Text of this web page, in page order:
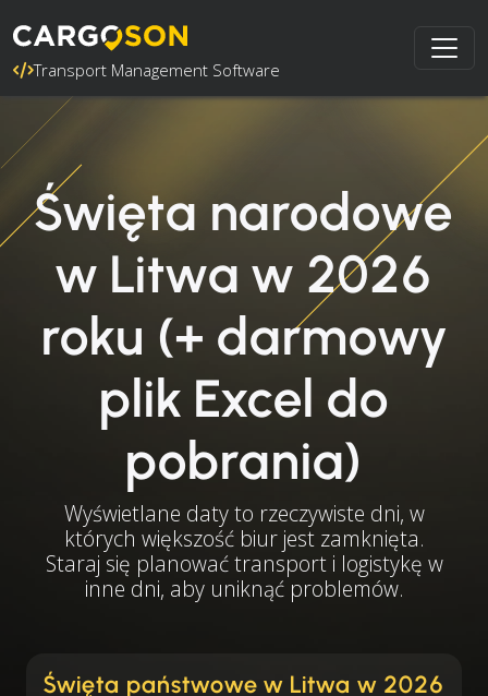
Transport Management Software
Święta narodowe
w Litwa w 2026
roku (+ darmowy
plik Excel do
pobrania)
Wyświetlane daty to rzeczywiste dni, w
których większość biur jest zamknięta.
Staraj się planować transport i logistykę w
inne dni, aby uniknąć problemów.
Święta państwowe w Litwa w 2026